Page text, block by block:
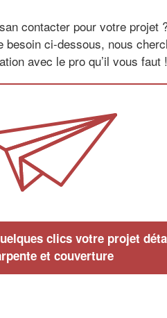
contacter pour votre projet
besoin ci-dessous, nous
avec le pro qu’il vous faut !
clics votre projet
et couverture